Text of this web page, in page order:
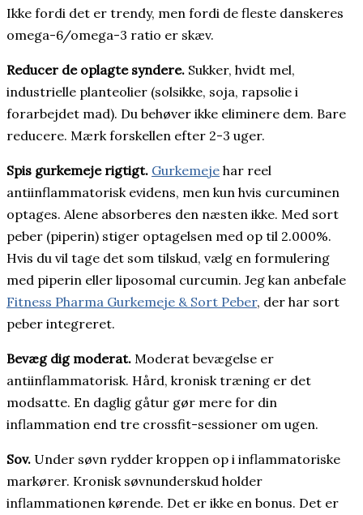
Ikke fordi det er trendy, men fordi de fleste danskeres
omega-6/omega-3 ratio er skæv.
Reducer de oplagte syndere. Sukker, hvidt mel,
industrielle planteolier (solsikke, soja, rapsolie i
forarbejdet mad). Du behøver ikke eliminere dem. Bare
reducere. Mærk forskellen efter 2-3 uger.
Spis gurkemeje rigtigt. Gurkemeje har reel
antiinflammatorisk evidens, men kun hvis curcuminen
optages. Alene absorberes den næsten ikke. Med sort
peber (piperin) stiger optagelsen med op til 2.000%.
Hvis du vil tage det som tilskud, vælg en formulering
med piperin eller liposomal curcumin. Jeg kan anbefale
Fitness Pharma Gurkemeje & Sort Peber, der har sort
peber integreret.
Bevæg dig moderat. Moderat bevægelse er
antiinflammatorisk. Hård, kronisk træning er det
modsatte. En daglig gåtur gør mere for din
inflammation end tre crossfit-sessioner om ugen.
Sov. Under søvn rydder kroppen op i inflammatoriske
markører. Kronisk søvnunderskud holder
inflammationen kørende. Det er ikke en bonus. Det er